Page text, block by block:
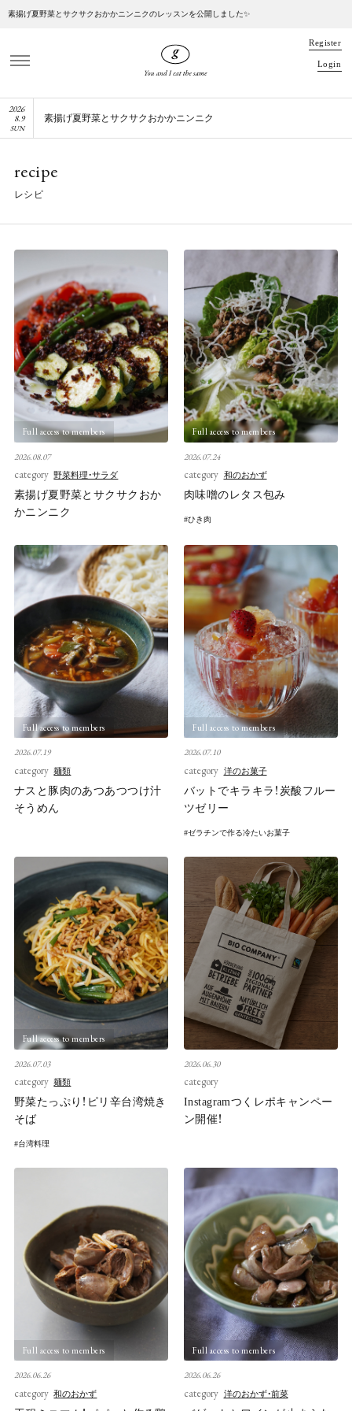
素揚げ夏野菜とサクサクおかかニンニクのレッスンを公開しました✨
Register
Login
2026
8. 9
SUN
素揚げ夏野菜とサクサクおかかニンニク
recipe
レシピ
Full access to members
2026.08.07
category 野菜料理・サラダ
素揚げ夏野菜とサクサクおか
かニンニク
Full access to members
2026.07.24
category 和のおかず
肉味噌のレタス包み
ひき肉
Full access to members
2026.07.19
category 麺類
ナスと豚肉のあつあつつけ汁
そうめん
Full access to members
2026.07.10
category 洋のお菓子
バットでキラキラ！炭酸フルー
ツゼリー
ゼラチンで作る冷たいお菓子
Full access to members
2026.07.03
category 麺類
野菜たっぷり！ピリ辛台湾焼き
そば
台湾料理
2026.06.30
category
Instagramつくレポキャンペー
ン開催！
Full access to members
2026.06.26
category 和のおかず
Full access to members
2026.06.26
category 洋のおかず・前菜